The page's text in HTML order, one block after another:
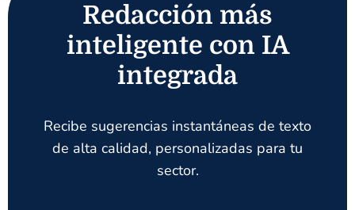
Redacción más
inteligente con IA
integrada
Recibe sugerencias instantáneas de texto
de alta calidad, personalizadas para tu
sector.